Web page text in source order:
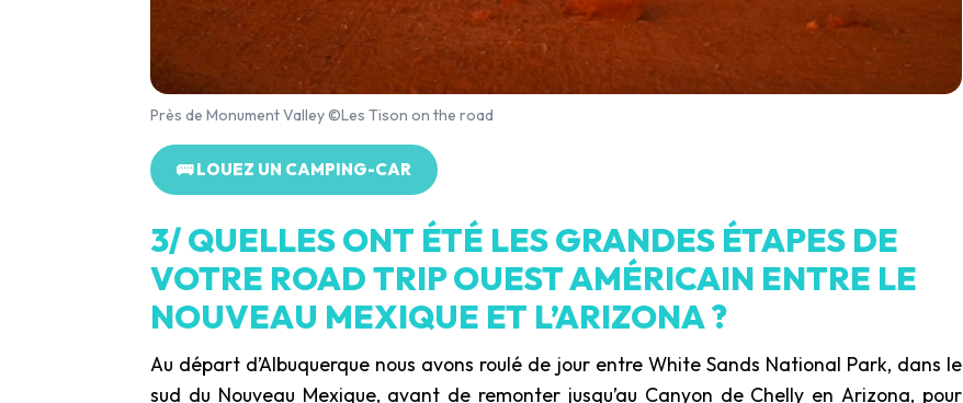
Près de Monument Valley ©Les Tison on the road
🚌 LOUEZ UN CAMPING-CAR
3/ QUELLES ONT ÉTÉ LES GRANDES ÉTAPES DE
VOTRE ROAD TRIP OUEST AMÉRICAIN ENTRE LE
NOUVEAU MEXIQUE ET L’ARIZONA ?
Au départ d’Albuquerque nous avons roulé de jour entre White Sands National Park, dans le
sud du Nouveau Mexique, avant de remonter jusqu’au Canyon de Chelly en Arizona, pour